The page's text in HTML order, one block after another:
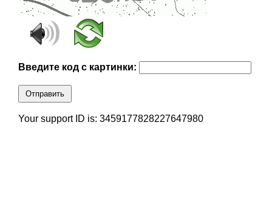
Введите код с картинки:
Отправить
Your support ID is: 3459177828227647980